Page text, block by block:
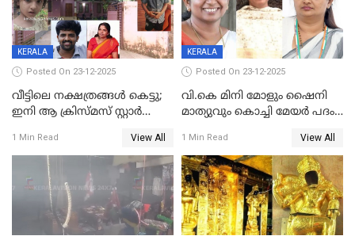
KERALA
Posted On 23-12-2025
വീട്ടിലെ നക്ഷത്രങ്ങൾ കെട്ടു;
ഇനി ആ ക്രിസ്മസ് സ്റ്റാർ
വേണ്ടിയുള്ള
പിടിവലിക്കിടയിൽ
അപ്പൂപ്പനെതിരെ പോക്സോ
കേസ് ഒടുവിൽ 4 ജീവനുകൾ
പൊലിഞ്ഞു
1 Min Read View All
KERALA
Posted On 23-12-2025
വി.കെ മിനി മോളും ഷൈനി
മാത്യുവും കൊച്ചി മേയർ പദം
മേയറാകില്ല
1 Min Read View All